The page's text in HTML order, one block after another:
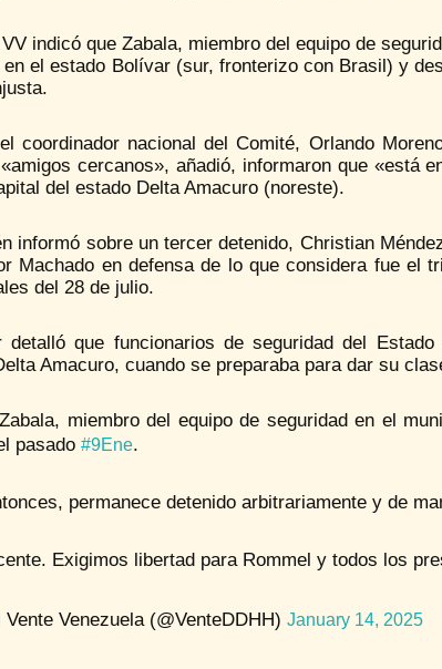
indicó que Zabala, miembro del equipo de
el estado Bolívar (sur, fronterizo con Brasil) y
coordinador nacional del Comité, Orlando
cercanos», añadió, informaron que «está
del estado Delta Amacuro (noreste).
informó sobre un tercer detenido, Christian
Machado en defensa de lo que considera fue el
del 28 de julio.
detalló que funcionarios de seguridad del
Amacuro, cuando se preparaba para dar su
miembro del equipo de seguridad en el
pasado #9Ene.
permanece detenido arbitrariamente y de
Exigimos libertad para Rommel y todos los
Venezuela (@VenteDDHH) January 14, 2025